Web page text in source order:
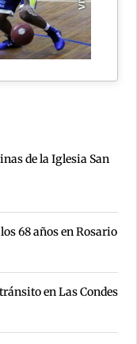
de la Iglesia San
68 años en Rosario
en Las Condes